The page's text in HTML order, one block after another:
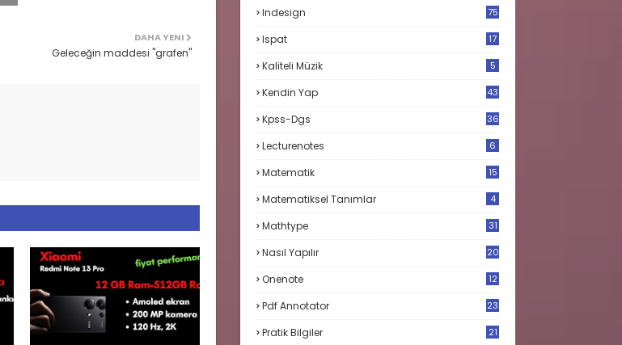
DAHA YENI
Geleceğin maddesi "grafen"
Indesign 75
Ispat
17
Kaliteli Müzik 5
Kendin Yap 43
Kpss-Dgs 36
Lecturenotes 6
Matematik
15
Matematiksel Tanımlar 4
Mathtype 31
Nasıl Yapılır 20
Onenote 12
Pdf Annotator 23
Pratik Bilgiler 21